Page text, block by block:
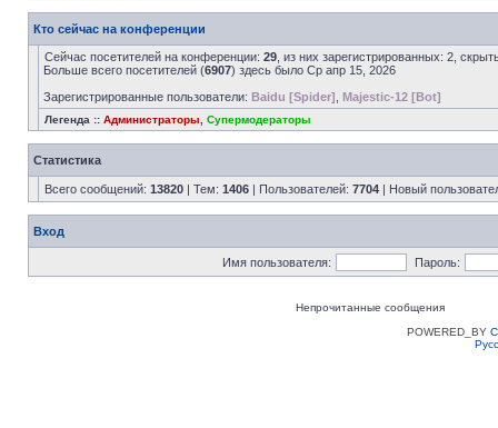
Кто сейчас на конференции
Сейчас посетителей на конференции: 29 , из них зарегистрированных: 2,
Больше всего посетителей (6907) здесь было Ср апр 15, 2026
Зарегистрированные пользователи: Baidu [Spider] Majestic-12 [Bot]
Легенда :: Администраторы Супермодераторы
Статистика
Всего сообщений: 13820 | Тем: 1406 | Пользователей: 7704 | Новый
Вход
Имя пользователя: Пароль:
Непрочитанные сообщения
POWERED_BY